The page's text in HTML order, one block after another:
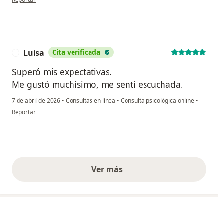
Luisa Cita verificada
Superó mis expectativas.
Me gustó muchísimo, me sentí escuchada.
7 de abril de 2026 • Consultas en línea • Consulta psicológica online •
en opinión del usuario Luisa
Reportar
Ver másopiniones anteriores